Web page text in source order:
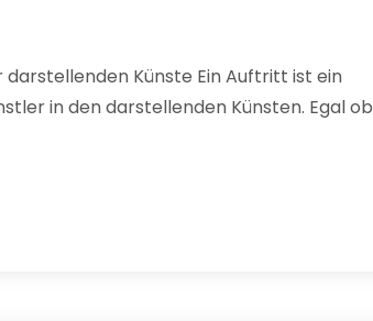
Künste Ein Auftritt ist ein
in den darstellenden Künsten. Egal ob